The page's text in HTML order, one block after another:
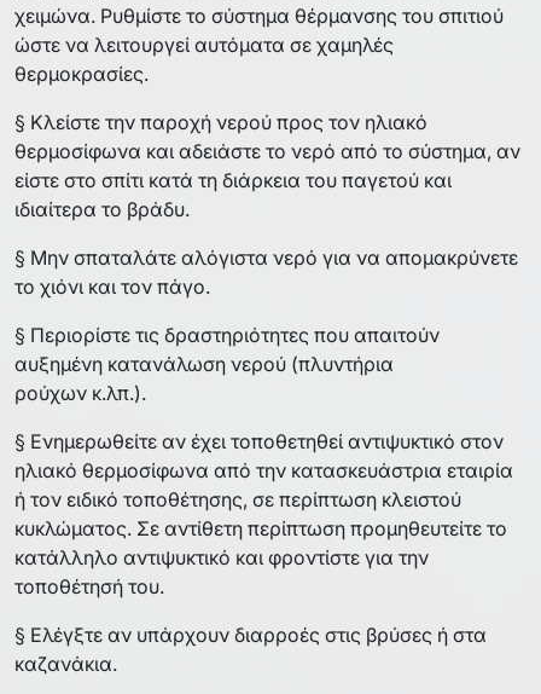
χειμώνα. Ρυθμίστε το σύστημα θέρμανσης του σπιτιού
ώστε να λειτουργεί αυτόματα σε χαμηλές
θερμοκρασίες.
§ Κλείστε την παροχή νερού προς τον ηλιακό
θερμοσίφωνα και αδειάστε το νερό από το σύστημα, αν
είστε στο σπίτι κατά τη διάρκεια του παγετού και
ιδιαίτερα το βράδυ.
§ Μην σπαταλάτε αλόγιστα νερό για να απομακρύνετε
το χιόνι και τον πάγο.
§ Περιορίστε τις δραστηριότητες που απαιτούν
αυξημένη κατανάλωση νερού (πλυντήρια
ρούχων κ.λπ.).
§ Ενημερωθείτε αν έχει τοποθετηθεί αντιψυκτικό στον
ηλιακό θερμοσίφωνα από την κατασκευάστρια εταιρία
ή τον ειδικό τοποθέτησης, σε περίπτωση κλειστού
κυκλώματος. Σε αντίθετη περίπτωση προμηθευτείτε το
κατάλληλο αντιψυκτικό και φροντίστε για την
τοποθέτησή του.
§ Ελέγξτε αν υπάρχουν διαρροές στις βρύσες ή στα
καζανάκια.